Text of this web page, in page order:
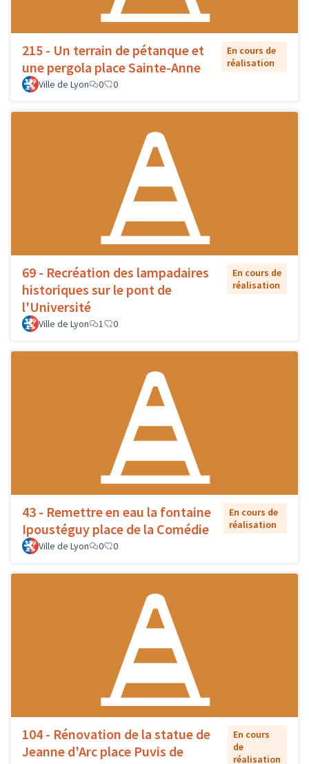
215 - Un terrain de pétanque et
une pergola place Sainte-Anne
En cours de
réalisation
Ville de Lyon
0 0
69 - Recréation des lampadaires
historiques sur le pont de
l'Université
En cours de
réalisation
Ville de Lyon 1 0
43 - Remettre en eau la fontaine
Ipoustéguy place de la Comédie
En cours de
réalisation
Ville de Lyon
0 0
104 - Rénovation de la statue de
Jeanne d'Arc place Puvis de
En cours
de
réalisation